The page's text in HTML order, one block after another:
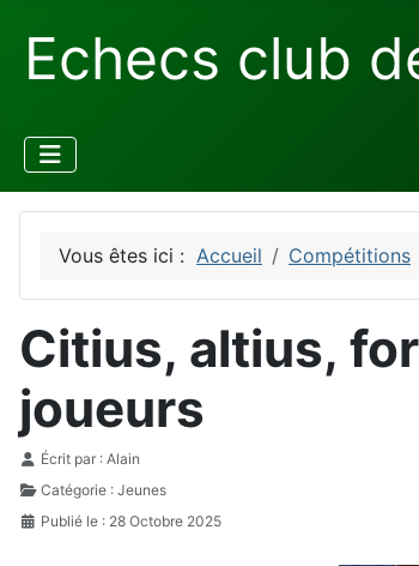
Echecs club
Vous êtes ici : Accueil Compétitions
Citius, altius,
joueurs
Détails
Écrit par : Alain
Catégorie : Jeunes
Publié le : 28 Octobre 2025